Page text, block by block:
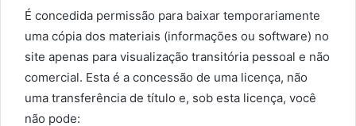
É concedida permissão para baixar temporariamente
uma cópia dos materiais (informações ou software) no
site apenas para visualização transitória pessoal e não
comercial. Esta é a concessão de uma licença, não
uma transferência de título e, sob esta licença, você
não pode: